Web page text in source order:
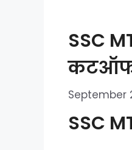
SSC
कटऑफ
September
SSC